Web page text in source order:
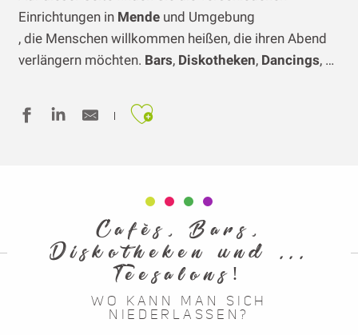
Einrichtungen in Mende und Umgebung
, die Menschen willkommen heißen, die ihren Abend
verlängern möchten. Bars, Diskotheken, Dancings, …
Ajouter aux favoris
Cafés, Bars,
Diskotheken und ...
Teesalons!
WO KANN MAN SICH
NIEDERLASSEN?